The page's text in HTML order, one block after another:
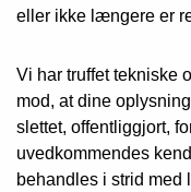
eller ikke længere er
Vi har truffet tekniske
mod, at dine
slettet, offentliggjort,
uvedkommendes
behandles i strid med